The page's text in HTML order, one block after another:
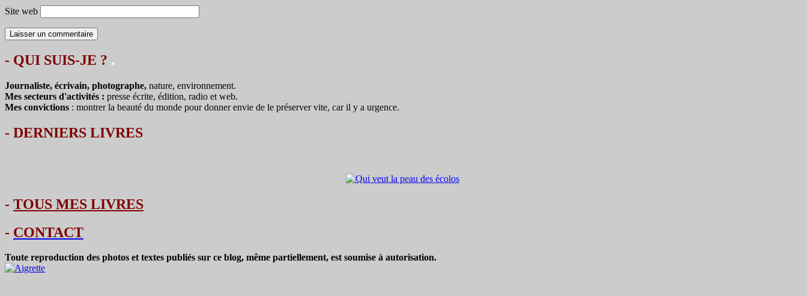
Site web
- QUI SUIS-JE ? .
Journaliste, écrivain, photographe, nature, environnement.
Mes secteurs d'activités : presse écrite, édition, radio et web.
Mes convictions : montrer la beauté du monde pour donner envie de le préserver vite, car il y a urgence.
- DERNIERS LIVRES
- TOUS MES LIVRES
- CONTACT
Toute reproduction des photos et textes publiés sur ce blog, même partiellement, est soumise à autorisation.